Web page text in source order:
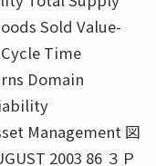
Sold Value-
Time
Domain
Management 図
2003 86 ３Ｐ